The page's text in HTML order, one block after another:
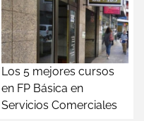
Los 5 mejores cursos
en FP Básica en
Servicios Comerciales